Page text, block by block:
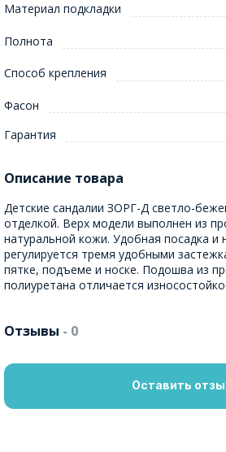
Материал подкладки
Полнота
Способ крепления
Фасон
Гарантия
Описание товара
Детские сандалии ЗОРГ-Д светло-
отделкой. Верх модели выполнен из
натуральной кожи. Удобная посадка и
регулируется тремя удобными
пятке, подъеме и носке. Подошва из
полиуретана отличается
Отзывы - 0
Оставить